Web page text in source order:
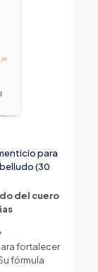
para
(30
del cuero
fortalecer
fórmula